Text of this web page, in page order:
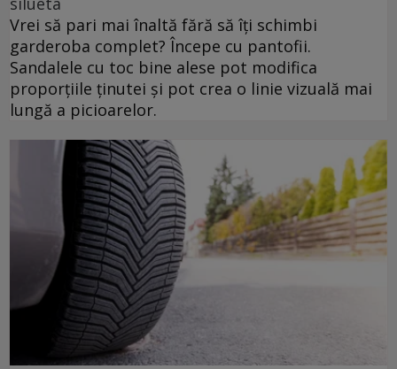
Vrei să pari mai înaltă fără să îți schimbi
garderoba complet? Începe cu pantofii.
Sandalele cu toc bine alese pot modifica
proporțiile ținutei și pot crea o linie vizuală mai
lungă a picioarelor.